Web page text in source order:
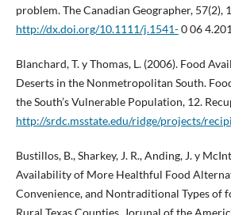
problem. The Canadian Geographer, 57(2),
http://dx.doi.org/10.1111/j.1541-0 06
Blanchard, T. y Thomas, L. (2006). Food
Deserts in the Nonmetropolitan South.
the South’s Vulnerable Population, 12.
http://srdc.msstate.edu/ridge/projects/
Bustillos, B., Sharkey, J. R., Anding, J. y
Availability of More Healthful Food
Convenience, and Nontraditional Types of
Rural Texas Counties. Jorunal of the